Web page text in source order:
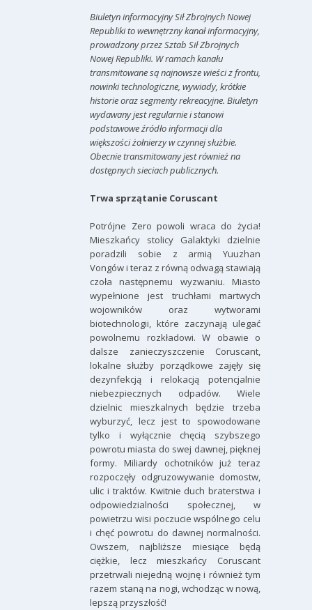
Biuletyn informacyjny Sił Zbrojnych Nowej
Republiki to wewnętrzny kanał informacyjny,
prowadzony przez Sztab Sił Zbrojnych
Nowej Republiki. W ramach kanału
transmitowane są najnowsze wieści z frontu,
nowinki technologiczne, wywiady, krótkie
historie oraz segmenty rekreacyjne. Biuletyn
wydawany jest regularnie i stanowi
podstawowe źródło informacji dla
większości żołnierzy w czynnej służbie.
Obecnie transmitowany jest również na
dostępnych sieciach publicznych.
Trwa sprzątanie Coruscant
Potrójne Zero powoli wraca do życia!
Mieszkańcy stolicy Galaktyki dzielnie
poradzili sobie z armią Yuuzhan
Vongów i teraz z równą odwagą stawiają
czoła następnemu wyzwaniu. Miasto
wypełnione jest truchłami martwych
wojowników oraz wytworami
biotechnologii, które zaczynają ulegać
powolnemu rozkładowi. W obawie o
dalsze zanieczyszczenie Coruscant,
lokalne służby porządkowe zajęły się
dezynfekcją i relokacją potencjalnie
niebezpiecznych odpadów. Wiele
dzielnic mieszkalnych będzie trzeba
wyburzyć, lecz jest to spowodowane
tylko i wyłącznie chęcią szybszego
powrotu miasta do swej dawnej, pięknej
formy. Miliardy ochotników już teraz
rozpoczęły odgruzowywanie domostw,
ulic i traktów. Kwitnie duch braterstwa i
odpowiedzialności społecznej, w
powietrzu wisi poczucie wspólnego celu
i chęć powrotu do dawnej normalności.
Owszem, najbliższe miesiące będą
ciężkie, lecz mieszkańcy Coruscant
przetrwali niejedną wojnę i również tym
razem staną na nogi, wchodząc w nową,
lepszą przyszłość!